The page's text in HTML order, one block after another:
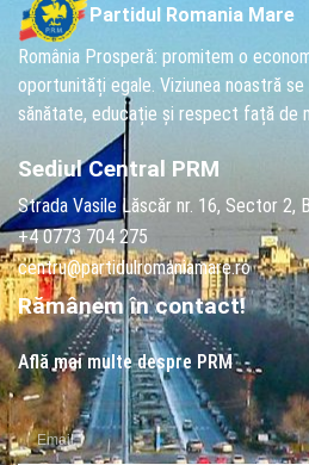
Partidul Romania Mare
România Prosperă: promitem o
oportunități egale. Viziunea noastră se
sănătate, educație și respect față de
Sediul Central PRM
Strada Vasile Lăscăr nr. 16, Sector 2,
+4 0773 704 275
centru@partidulromaniamare.ro
Rămânem în contact!
Află mai multe despre PRM